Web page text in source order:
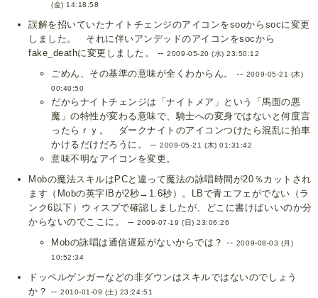
(金) 14:18:58
誤解を招いていたナイトチェンジのアイコンをsooからsocに変更
しました。 それに伴いアンデッドのアイコンをsocから
fake_deathに変更しました。 --2009-05-20 (水) 23:50:12
ごめん、その基準の意味が全くわからん。 -- 2009-05-21 (木)
00:40:50
だからナイトチェンジは「ナイトメア」という「馬面の悪
魔」の特性が変わる意味で、騎士への変身ではないと何度言
ったらｒｙ。 ダークナイトのアイコンつけたら混乱に拍車
かけるだけだろうに。 --2009-05-21 (木) 01:31:42
意味不明なアイコンを変更。
Mobの魔法スキルはPCと違って魔法の詠唱時間が20％カットされ
ます（Mobの英字IBが2秒→1.6秒）。LBで青エフェがでない（ラ
ンク6以下）ウィスプで確認しましたが、どこに書けばいいのか分
からないのでここに。 --2009-07-19 (日) 23:06:26
Mobの詠唱は通信遅延がないからでは？ -- 2009-08-03 (月)
10:52:34
ドッペルゲンガーなどの非ダウンはスキルではないのでしょう
か？ --2010-01-09 (土) 23:24:51